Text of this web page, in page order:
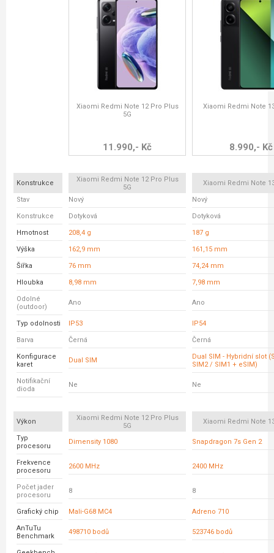
Xiaomi Redmi Note 12 Pro Plus
5G
11.990,- Kč
Xiaomi Redmi Note
8.990,- Kč
Konstrukce
Xiaomi Redmi Note 12 Pro Plus
5G
Xiaomi Redmi Note
Stav Nový Nový
Konstrukce Dotyková Dotyková
Hmotnost 208,4 g 187 g
Výška 162,9 mm 161,15 mm
Šířka 76 mm 74,24 mm
Hloubka 8,98 mm 7,98 mm
Odolné
(outdoor)
Ano Ano
Typ odolnosti IP53 IP54
Barva Černá Černá
Konfigurace
karet
Dual SIM
Dual SIM - Hybridní slot
SIM2 / SIM1 + eSIM)
Notifikační
dioda
Ne Ne
Výkon
Xiaomi Redmi Note 12 Pro Plus
5G
Xiaomi Redmi Note
Typ
procesoru
Dimensity 1080 Snapdragon 7s Gen 2
Frekvence
procesoru
2600 MHz 2400 MHz
Počet jader
procesoru
8 8
Grafický chip Mali-G68 MC4 Adreno 710
AnTuTu
Benchmark
498710 bodů 523746 bodů